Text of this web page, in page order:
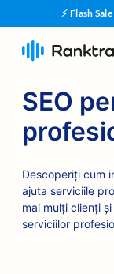
⚡ Flash
SEO
Descoperiți cum
ajuta serviciile
mai mulți clienți
serviciilor